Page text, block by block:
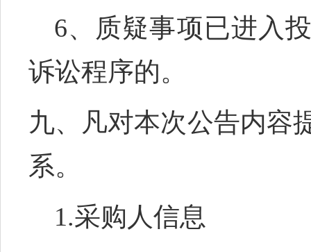
6、质疑事项已进入
诉讼程序的。
九、凡对本次公告内容
系。
1.采购人信息